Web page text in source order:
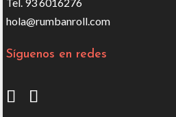
hola@rumbanroll.com
Síguenos en redes